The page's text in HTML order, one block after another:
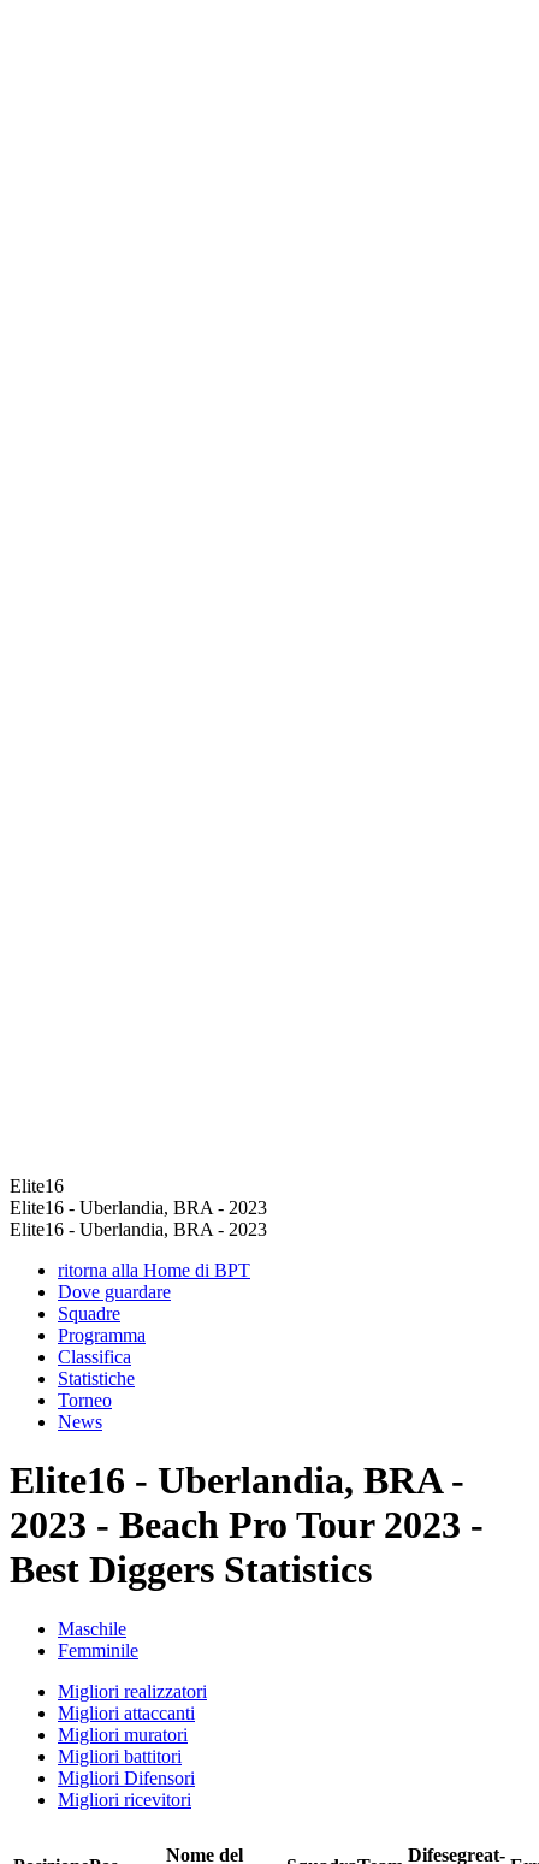
Elite16
Elite16 - Uberlandia, BRA - 2023
Elite16 - Uberlandia, BRA - 2023
ritorna alla Home di BPT
Dove guardare
Squadre
Programma
Classifica
Statistiche
Torneo
News
Elite16 - Uberlandia, BRA -
2023 - Beach Pro Tour 2023 -
Best Diggers Statistics
Maschile
Femminile
Migliori realizzatori
Migliori attaccanti
Migliori muratori
Migliori battitori
Migliori Difensori
Migliori ricevitori
Nome del Difesegreat-